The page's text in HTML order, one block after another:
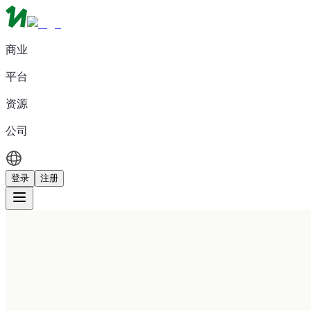
商业
平台
资源
公司
登录 注册